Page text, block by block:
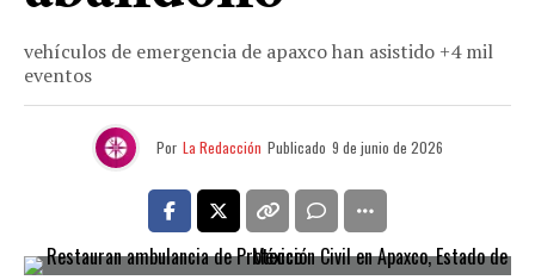
vehículos de emergencia de apaxco han asistido +4 mil
eventos
Por La Redacción Publicado 9 de junio de 2026